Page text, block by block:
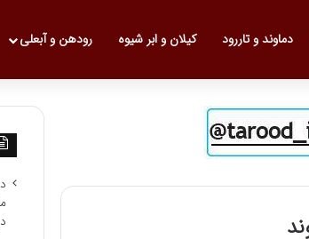
دماوند و تاررود کیلان و ابر شیوه رودهن و آبعلی